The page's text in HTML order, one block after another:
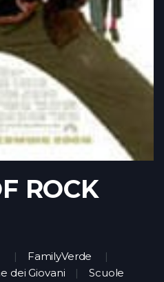
ROCK
FamilyVerde
dei Giovani
Scuole